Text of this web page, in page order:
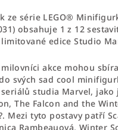
ze série LEGO®
obsahuje 1 z 12
edice Studio
akce mohou
svých sad cool
studia Marvel, jako
The Falcon and the
Mezi tyto postavy patří
Rambeauová, Winter